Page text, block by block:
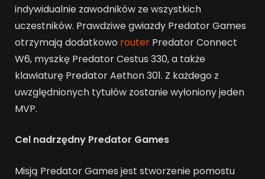
indywidualnie zawodników ze wszystkich
uczestników. Prawdziwe gwiazdy Predator Games
otrzymają dodatkowo router Predator Connect
W6, myszkę Predator Cestus 330, a także
klawiaturę Predator Aethon 301. Z każdego z
uwzględnionych tytułów zostanie wyłoniony jeden
MVP.
Cel nadrzędny Predator Games
Misją Predator Games jest stworzenie pomostu